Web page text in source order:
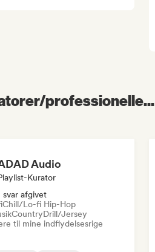
professionelle...
Audio
Kurator
svar afgivet
Chill/Lo-fi Hip-Hop
CountryDrill/Jersey
til mine indflydelsesrige